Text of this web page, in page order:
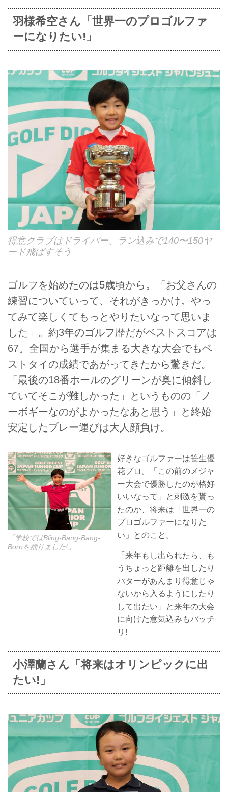
羽様希空さん「世界一のプロゴルファ
ーになりたい!」
得意クラブはドライバー、ラン込みで140〜150ヤ
ード飛ばすそう
ゴルフを始めたのは5歳頃から。「お父さんの
練習についていって、それがきっかけ。やっ
てみて楽しくてもっとやりたいなって思いま
した」。約3年のゴルフ歴だがベストスコアは
67。全国から選手が集まる大きな大会でもベ
ストタイの成績であがってきたから驚きだ。
「最後の18番ホールのグリーンが奥に傾斜し
ていてそこが難しかった」というものの「ノ
ーボギーなのがよかったなあと思う」と終始
安定したプレー運びは大人顔負け。
「学校ではBling-Bang-Bang-
Bornを踊りました!」
好きなゴルファーは笹生優
花プロ。「この前のメジャ
ー大会で優勝したのが格好
いいなって」と刺激を貰っ
たのか、将来は「世界一の
プロゴルファーになりた
い」とのこと。
「来年もし出られたら、も
うちょっと距離を出したり
パターがあんまり得意じゃ
ないから入るようにしたり
して出たい」と来年の大会
に向けた意気込みもバッチ
リ!
小澤蘭さん「将来はオリンピックに出
たい!」